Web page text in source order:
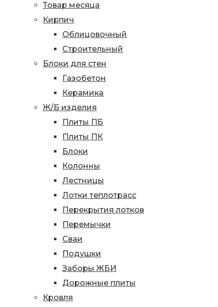
Товар месяца
Кирпич
Облицовочный
Строительный
Блоки для стен
Газобетон
Керамика
Ж/Б изделия
Плиты ПБ
Плиты ПК
Блоки
Колонны
Лестницы
Лотки теплотрасс
Перекрытия лотков
Перемычки
Сваи
Подушки
Заборы ЖБИ
Дорожные плиты
Кровля